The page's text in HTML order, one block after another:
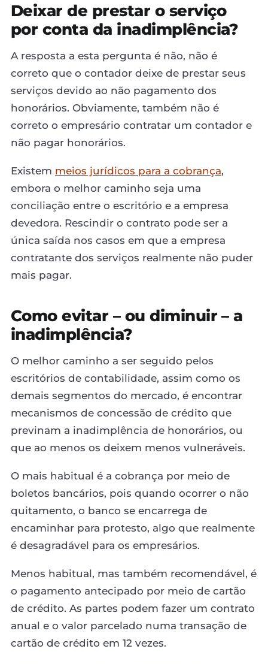
Deixar de prestar o serviço
por conta da inadimplência?
A resposta a esta pergunta é não, não é
correto que o contador deixe de prestar seus
serviços devido ao não pagamento dos
honorários. Obviamente, também não é
correto o empresário contratar um contador e
não pagar honorários.
Existem meios jurídicos para a cobrança,
embora o melhor caminho seja uma
conciliação entre o escritório e a empresa
devedora. Rescindir o contrato pode ser a
única saída nos casos em que a empresa
contratante dos serviços realmente não puder
mais pagar.
Como evitar – ou diminuir – a
inadimplência?
O melhor caminho a ser seguido pelos
escritórios de contabilidade, assim como os
demais segmentos do mercado, é encontrar
mecanismos de concessão de crédito que
previnam a inadimplência de honorários, ou
que ao menos os deixem menos vulneráveis.
O mais habitual é a cobrança por meio de
boletos bancários, pois quando ocorrer o não
quitamento, o banco se encarrega de
encaminhar para protesto, algo que realmente
é desagradável para os empresários.
Menos habitual, mas também recomendável, é
o pagamento antecipado por meio de cartão
de crédito. As partes podem fazer um contrato
anual e o valor parcelado numa transação de
cartão de crédito em 12 vezes.